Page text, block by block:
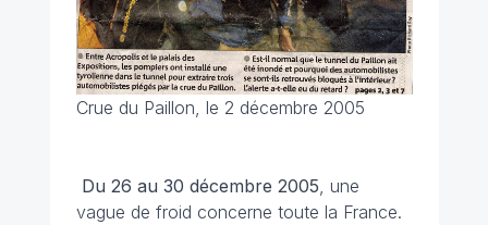
Crue du Paillon, le 2 décembre 2005
Du 26 au 30 décembre 2005, une
vague de froid concerne toute la France.